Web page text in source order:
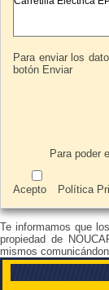
Para enviar los
botón Enviar
Para poder
Acepto Política
Te informamos que
propiedad de
mismos